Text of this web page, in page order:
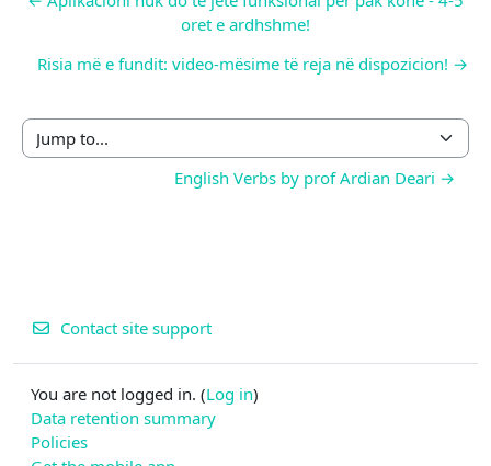
oret e ardhshme!
Risia më e fundit: video-mësime të reja në dispozicion! →
Jump to...
English Verbs by prof Ardian Deari →
Contact site support
You are not logged in. (Log in)
Data retention summary
Policies